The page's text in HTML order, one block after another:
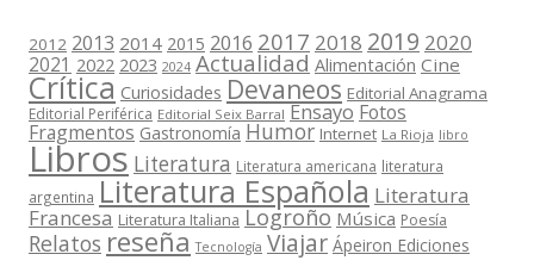
2012 2013 2014 2015 2016 2017 2018 2019 2020
2021 2022 2023 2024 Actualidad Alimentación Cine
Crítica Curiosidades Devaneos Editorial Anagrama
Editorial Periférica Editorial Seix Barral Ensayo Fotos
Fragmentos Gastronomía Humor Internet La Rioja libro
Libros Literatura Literatura americana literatura
argentina Literatura Española Literatura
Francesa Literatura Italiana Logroño Música Poesía
Relatos reseña Tecnología Viajar Ápeiron Ediciones